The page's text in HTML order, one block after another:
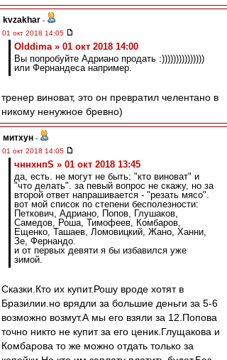
kvzakhar -
01 окт 2018 14:05
Olddima » 01 окт 2018 14:00
Вы попробуйте Адриано продать :)))))))))))))))
или Фернандеса например.
тренер виноват, это он превратил челентано в
никому ненужное бревно)
митхун -
01 окт 2018 14:05
чннхнпS » 01 окт 2018 13:45
да, есть. не могут не быть: "кто виноват" и
"что делать". за певый вопрос не скажу, но за
второй ответ напрашивается - "резать мясо".
вот мой список по степени бесполезности:
Петкович, Адриано, Попов, Глушаков,
Самедов, Роша, Тимофеев, Комбаров,
Ещенко, Ташаев, Ломовицкий, Жано, Ханни,
Зе, Фернандо.
и от первых девяти я бы избавился уже
зимой.
Сказки.Кто их купит.Рошу вроде хотят в
Бразилии.но врядли за большие деньги за 5-6
возможно возмут.А мы его взяли за 12.Попова
точно никто не купит за его ценик.Глущакова и
Комбарова то же можно отдать только за